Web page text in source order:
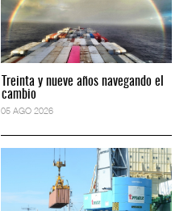
Treinta y nueve años navegando el
cambio
05 AGO 2026
Esperanz ...
06 JUL 2026
CICE gana espacio en el programa
02 JUL 2026